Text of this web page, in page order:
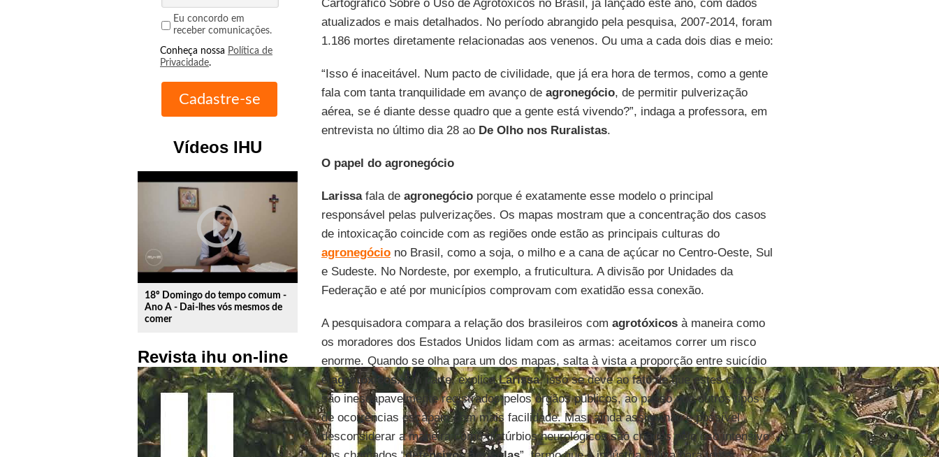
Eu concordo em
receber comunicações.
Conheça nossa Política de
Privacidade.
Vídeos IHU
play_circle_outline
18º Domingo do tempo comum -
Ano A - Dai-lhes vós mesmos de
comer
Revista ihu on-line
Cartográfico Sobre o Uso de Agrotóxicos no Brasil, já lançado este ano, com dados
atualizados e mais detalhados. No período abrangido pela pesquisa, 2007-2014, foram
1.186 mortes diretamente relacionadas aos venenos. Ou uma a cada dois dias e meio:
“Isso é inaceitável. Num pacto de civilidade, que já era hora de termos, como a gente
fala com tanta tranquilidade em avanço de agronegócio, de permitir pulverização
aérea, se é diante desse quadro que a gente está vivendo?”, indaga a professora, em
entrevista no último dia 28 ao De Olho nos Ruralistas.
O papel do agronegócio
Larissafala de agronegócioporque é exatamente esse modelo o principal
responsável pelas pulverizações. Os mapas mostram que a concentração dos casos
de intoxicação coincide com as regiões onde estão as principais culturas do
agronegóciono Brasil, como a soja, o milho e a cana de açúcar no Centro-Oeste, Sul
e Sudeste. No Nordeste, por exemplo, a fruticultura. A divisão por Unidades da
Federação e até por municípios comprovam com exatidão essa conexão.
A pesquisadora compara a relação dos brasileiros com agrotóxicosà maneira como
os moradores dos Estados Unidos lidam com as armas: aceitamos correr um risco
enorme. Quando se olha para um dos mapas, salta à vista a proporção entre suicídio
eagrotóxicos. Em parte, explicaLarissa, isso se deve ao fato de que estes casos
são inescapavelmente registrados pelos órgãos públicos, ao passo que outros tipos
de ocorrências escapam com mais facilidade. Mas, ainda assim, não é possível
desconsiderar a maneira como distúrbios neurológicos são criados pelo uso intensivo